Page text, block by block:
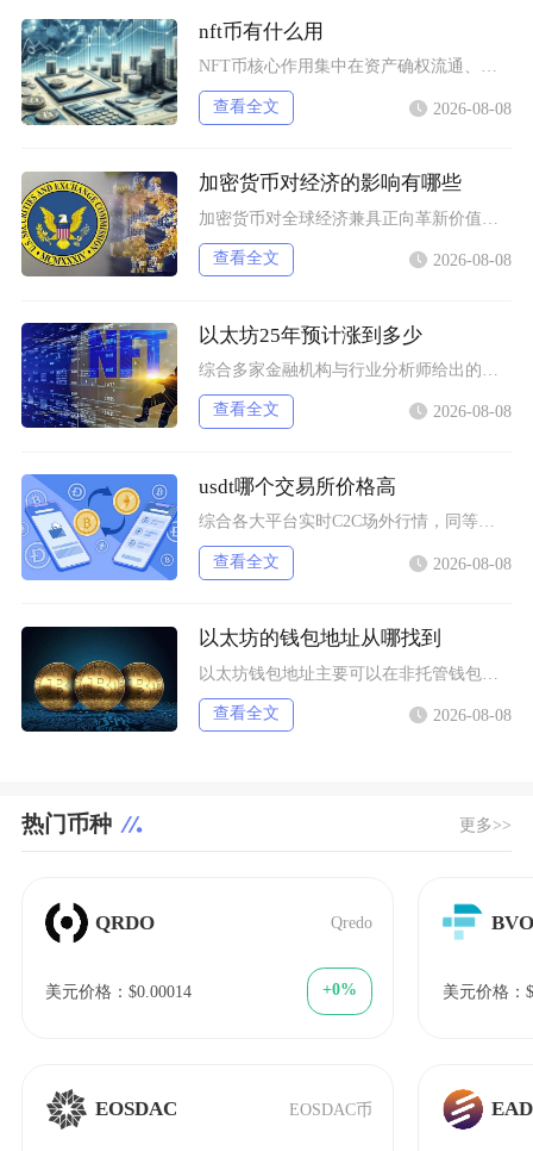
nft币有什么用
NFT币核心作用集中在资产确权流通、生态权益兑现、金融抵押套利、身份凭证认证四大方向，既是
查看全文 2026-08-08
加密货币对经济的影响有哪些
查看全文 2026-08-08
以太坊25年预计涨到多少
查看全文 2026-08-08
usdt哪个交易所价格高
综合各大平台实时C2C场外行情，同等支付渠道下Bybit场内场外USDT卖出报价长期高于其
查看全文 2026-08-08
以太坊的钱包地址从哪找到
查看全文 2026-08-08
热门币种 更多>>
QRDO Qredo
美元价格：$0.00014 +0%
EOSDAC EOSDAC币
美元价格：
EAD